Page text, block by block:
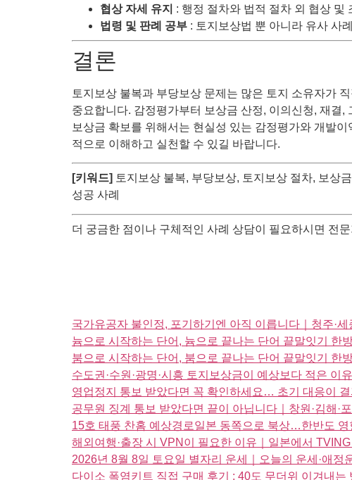
협상 자세 유지 : 행정 절차와 법적 절차 외 협상 및
법령 및 판례 공부 : 토지보상법 뿐 아니라 유사 사
결론
토지보상 불복과 부당보상 문제는 많은 토지 소유자가
중요합니다. 감정평가부터 보상금 산정, 이의신청, 재결
보상금 확보를 위해서는 현실성 있는 감정평가와 개발
적으로 이해하고 실천할 수 있길 바랍니다.
[키워드] 토지보상 불복, 부당보상, 토지보상 절차, 보상
성공 사례
더 궁금한 점이나 구체적인 사례 상담이 필요하시면 전
국가유공자 불인정, 포기하기엔 아직 이릅니다｜청주·
늄으로 시작하는 단어, 늄으로 끝나는 단어 끝말잇기 한
붐으로 시작하는 단어, 붐으로 끝나는 단어 끝말잇기 한
수도권·수원·광명·시흥 토지보상금이 예상보다 적은
영업정지 통보 받았다면 꼭 확인하세요… 초기 대응이
공무원 징계 통보 받았다면 끝이 아닙니다｜창원·김해·
15호 태풍 찬홈 예상경로일본 동쪽으로 북상…한반도
해외여행·출장 시 VPN이 필요한 이유｜일본에서
2026년 8월 8일 토요일 별자리 운세｜오늘의 운세·애정
다이소 폭염키트 직접 구매 후기 : 40도 무더위 이겨내